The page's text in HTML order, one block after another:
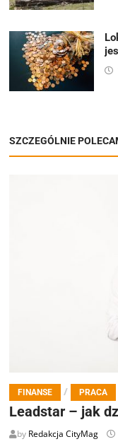
SZCZEGÓLNIE
FINANSE / PRACA
Leadstar – jak
by Redakcja CityMag